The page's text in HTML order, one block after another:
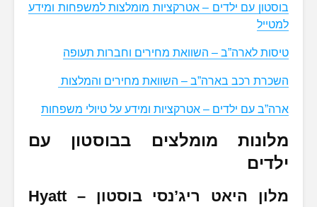
בוסטון עם ילדים – אטרקציות מומלצות למשפחות ומידע
למטייל
טיסות לארה”ב – השוואת מחירים וחברות תעופה
השכרת רכב בארה”ב – השוואת מחירים והמלצות
ארה”ב עם ילדים – אטרקציות ומידע על טיולי משפחות
מלונות מומלצים בבוסטון עם
ילדים
מלון היאט ריג’נסי בוסטון – Hyatt